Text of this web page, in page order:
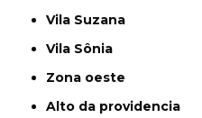
Vila Suzana
Vila Sônia
Zona oeste
alto da providencia